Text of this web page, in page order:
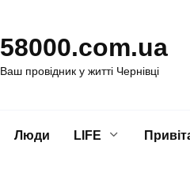
58000.com.ua
Ваш провідник у житті Чернівці
Люди LIFE